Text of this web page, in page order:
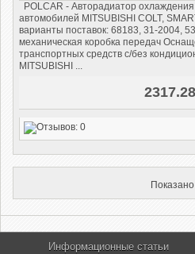
POLCAR - Авторадиатор охлаждения
автомобилей MITSUBISHI COLT,
варианты поставок: 68183, 31-2004,
механическая коробка передач
транспортных средств с/без
MITSUBISHI ...
Информационные статьи